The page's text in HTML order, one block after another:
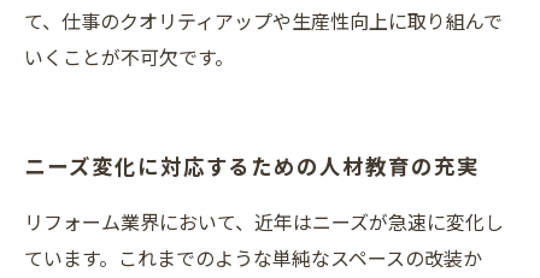
て、仕事のクオリティアップや生産性向上に取り組んで
いくことが不可欠です。
ニーズ変化に対応するための人材教育の充実
リフォーム業界において、近年はニーズが急速に変化し
ています。これまでのような単純なスペースの改装か